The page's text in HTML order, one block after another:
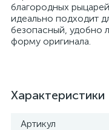
благородных
идеально подходит
безопасный, удобно
форму оригинала.
Характеристики
Артикул